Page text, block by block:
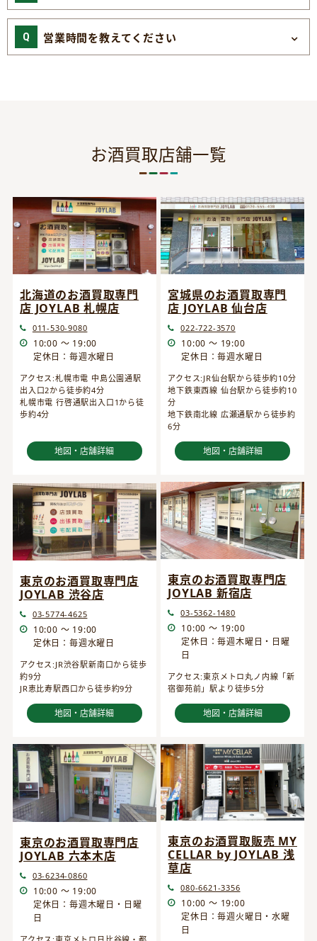
営業時間を教えてください
お酒買取店舗一覧
北海道のお酒買取専門
店 JOYLAB 札幌店
011-530-9080
10:00 ～ 19:00
定休日：毎週水曜日
アクセス:札幌市電 中島公園通駅
出入口2から徒歩約4分
札幌市電 行啓通駅出入口1から徒
歩約4分
地図・店舗詳細
宮城県のお酒買取専門
店 JOYLAB 仙台店
022-722-3570
10:00 ～ 19:00
定休日：毎週水曜日
アクセス:JR仙台駅から徒歩約10分
地下鉄東西線 仙台駅から徒歩約10
分
地下鉄南北線 広瀬通駅から徒歩約
6分
地図・店舗詳細
東京のお酒買取専門店
JOYLAB 渋谷店
03-5774-4625
10:00 ～ 19:00
定休日：毎週水曜日
アクセス:JR渋谷駅新南口から徒歩
約9分
JR恵比寿駅西口から徒歩約9分
地図・店舗詳細
東京のお酒買取専門店
JOYLAB 新宿店
03-5362-1480
10:00 ～ 19:00
定休日：毎週木曜日・日曜
日
アクセス:東京メトロ丸ノ内線「新
宿御苑前」駅より徒歩5分
地図・店舗詳細
東京のお酒買取専門店
JOYLAB 六本木店
03-6234-0860
10:00 ～ 19:00
定休日：毎週木曜日・日曜
日
東京のお酒買取販売 MY
CELLAR by JOYLAB 浅
草店
080-6621-3356
10:00 ～ 19:00
定休日：毎週火曜日・水曜
日